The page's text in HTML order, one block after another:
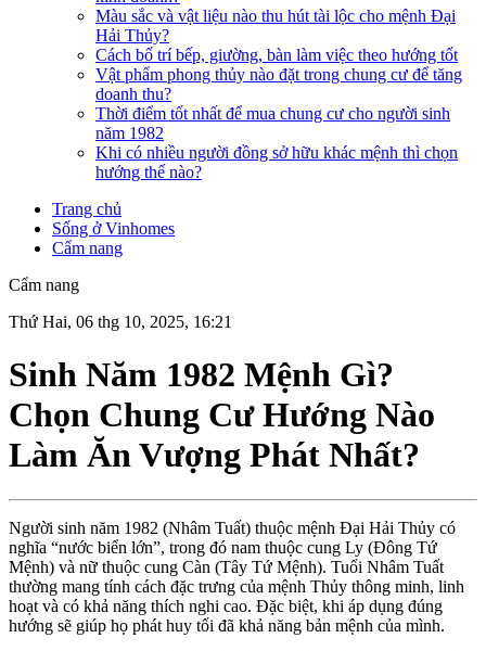
Màu sắc và vật liệu nào thu hút tài lộc cho mệnh Đại
Hải Thủy?
Cách bố trí bếp, giường, bàn làm việc theo hướng tốt
Vật phẩm phong thủy nào đặt trong chung cư để tăng
doanh thu?
Thời điểm tốt nhất để mua chung cư cho người sinh
năm 1982
Khi có nhiều người đồng sở hữu khác mệnh thì chọn
hướng thế nào?
Trang chủ
Sống ở Vinhomes
Cẩm nang
Cẩm nang
Thứ Hai, 06 thg 10, 2025, 16:21
Sinh Năm 1982 Mệnh Gì?
Chọn Chung Cư Hướng Nào
Làm Ăn Vượng Phát Nhất?
Người sinh năm 1982 (Nhâm Tuất) thuộc mệnh Đại Hải Thủy có
nghĩa “nước biển lớn”, trong đó nam thuộc cung Ly (Đông Tứ
Mệnh) và nữ thuộc cung Càn (Tây Tứ Mệnh). Tuổi Nhâm Tuất
thường mang tính cách đặc trưng của mệnh Thủy thông minh, linh
hoạt và có khả năng thích nghi cao. Đặc biệt, khi áp dụng đúng
hướng sẽ giúp họ phát huy tối đã khả năng bản mệnh của mình.